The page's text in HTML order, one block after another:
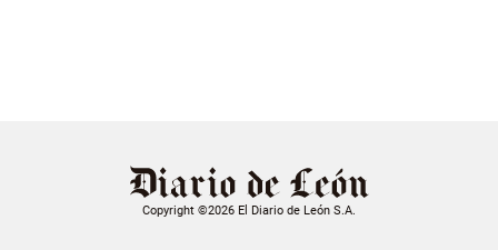
Copyright ©2026 El Diario de León S.A.